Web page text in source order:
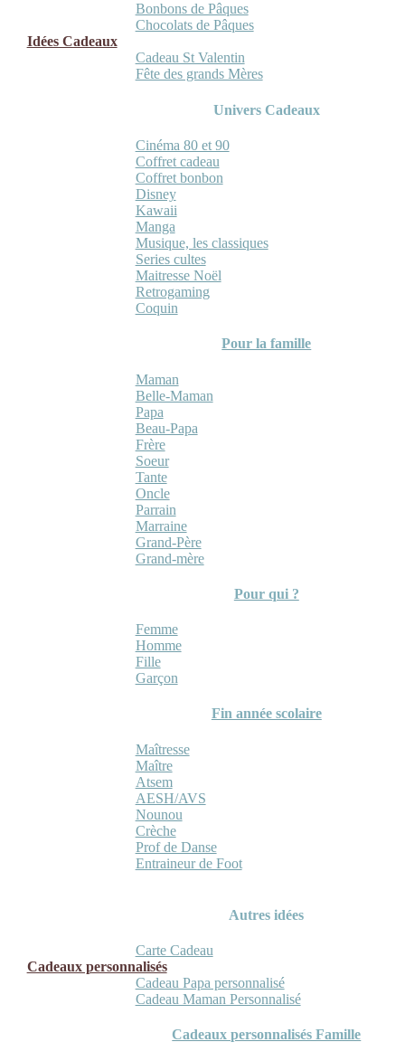
Bonbons de Pâques
Chocolats de Pâques
Idées Cadeaux
Cadeau St Valentin
Fête des grands Mères
Univers Cadeaux
Cinéma 80 et 90
Coffret cadeau
Coffret bonbon
Disney
Kawaii
Manga
Musique, les classiques
Series cultes
Maitresse Noël
Retrogaming
Coquin
Pour la famille
Maman
Belle-Maman
Papa
Beau-Papa
Frère
Soeur
Tante
Oncle
Parrain
Marraine
Grand-Père
Grand-mère
Pour qui ?
Femme
Homme
Fille
Garçon
Fin année scolaire
Maîtresse
Maître
Atsem
AESH/AVS
Nounou
Crèche
Prof de Danse
Entraineur de Foot
Autres idées
Carte Cadeau
Cadeaux personnalisés
Cadeau Papa personnalisé
Cadeau Maman Personnalisé
Cadeaux personnalisés Famille